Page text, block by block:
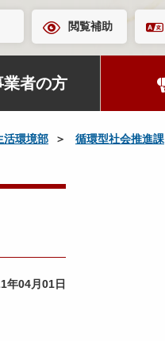
閲覧補助
業者の方
活環境部 循環型社会推進課
年04月01日